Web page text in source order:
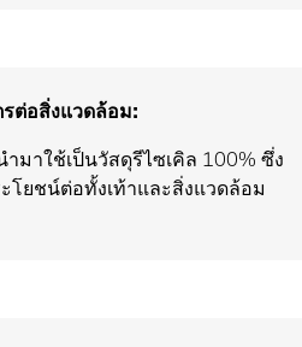
รต่อสิ่งแวดล้อม:
มาใช้เป็นวัสดุรีไซเคิล 100% ซึ่ง
โยชน์ต่อทั้งเท้าและสิ่งแวดล้อม